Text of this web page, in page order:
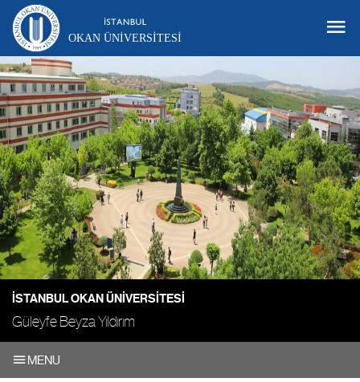
OKAN ÜNIVERSITESI
İSTANBUL OKAN ÜNIVERSITESI
Güleyfe Beyza Yıldırım
MENU